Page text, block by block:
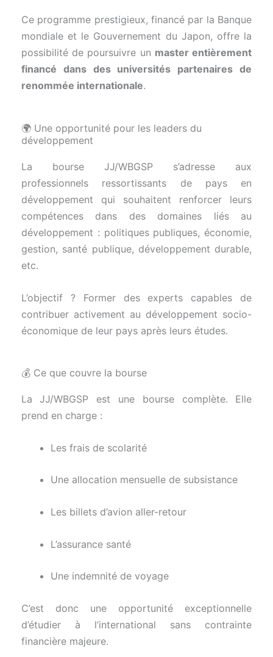
Ce programme prestigieux, financé par la Banque
mondiale et le Gouvernement du Japon, offre la
possibilité de poursuivre un master entièrement
financé dans des universités partenaires de
renommée internationale.
🌍 Une opportunité pour les leaders du
développement
La bourse JJ/WBGSP s’adresse aux
professionnels ressortissants de pays en
développement qui souhaitent renforcer leurs
compétences dans des domaines liés au
développement : politiques publiques, économie,
gestion, santé publique, développement durable,
etc.
L’objectif ? Former des experts capables de
contribuer activement au développement socio-
économique de leur pays après leurs études.
💰 Ce que couvre la bourse
La JJ/WBGSP est une bourse complète. Elle
prend en charge :
Les frais de scolarité
Une allocation mensuelle de subsistance
Les billets d’avion aller-retour
L’assurance santé
Une indemnité de voyage
C’est donc une opportunité exceptionnelle
d’étudier à l’international sans contrainte
financière majeure.